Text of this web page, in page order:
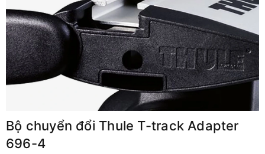
Bộ chuyển đổi Thule T-track Adapter
696-4